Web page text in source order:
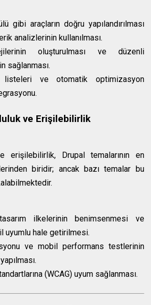
gibi araçların doğru yapılandırılması
analizlerinin kullanılması.
oluşturulması ve düzenli
sağlanması.
listeleri ve otomatik optimizasyon
ve Erişilebilirlik
erişilebilirlik, Drupal temalarının en
biridir; ancak bazı temalar bu
ilkelerinin benimsenmesi ve
uyumlu hale getirilmesi.
ve mobil performans testlerinin
(WCAG) uyum sağlanması.